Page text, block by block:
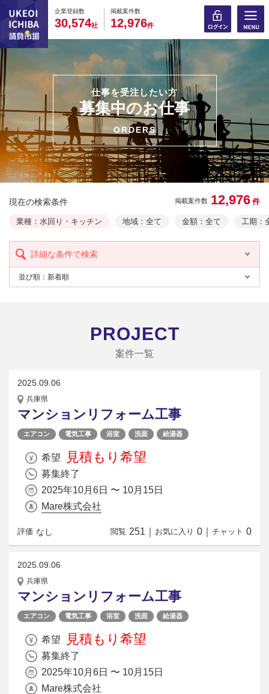
企業登録数
0
3
0
0,
0
5
0
74社
掲載案件数
0
1
0
2,
0
9
0
76件
仕事を受注したい方
募集中のお仕事
ORDERS
現在の検索条件 掲載案件数 12,976 件
業種：水回り・キッチン 地域：全て 金額：全て 工期：
詳細な条件で検索
並び順： 新着順
PROJECT
案件一覧
2025.09.06
兵庫県
マンションリフォーム工事
エアコン 電気工事 浴室 洗面 給湯器
希望 見積もり希望
募集終了
2025年10月6日 〜 10月15日
Mare株式会社
評価 なし 閲覧 251 お気に入り 0 チャット 0
2025.09.06
兵庫県
マンションリフォーム工事
エアコン 電気工事 浴室 洗面 給湯器
希望 見積もり希望
募集終了
2025年10月6日 〜 10月15日
Mare株式会社